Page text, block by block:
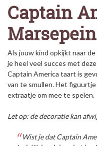
Captain
Als jouw kind opkijkt naar
je heel veel succes met
Captain America taart is
van te smullen. Het
extraatje om mee te spelen.
Let op: de decoratie kan
Wist je dat Captain